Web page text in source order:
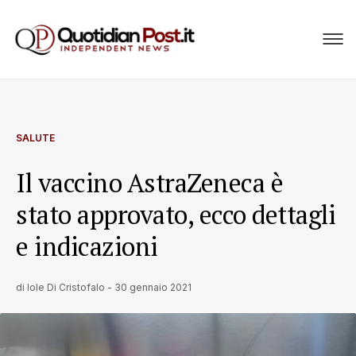
SALUTE
Il vaccino AstraZeneca è
stato approvato, ecco dettagli
e indicazioni
di Iole Di Cristofalo - 30 gennaio 2021